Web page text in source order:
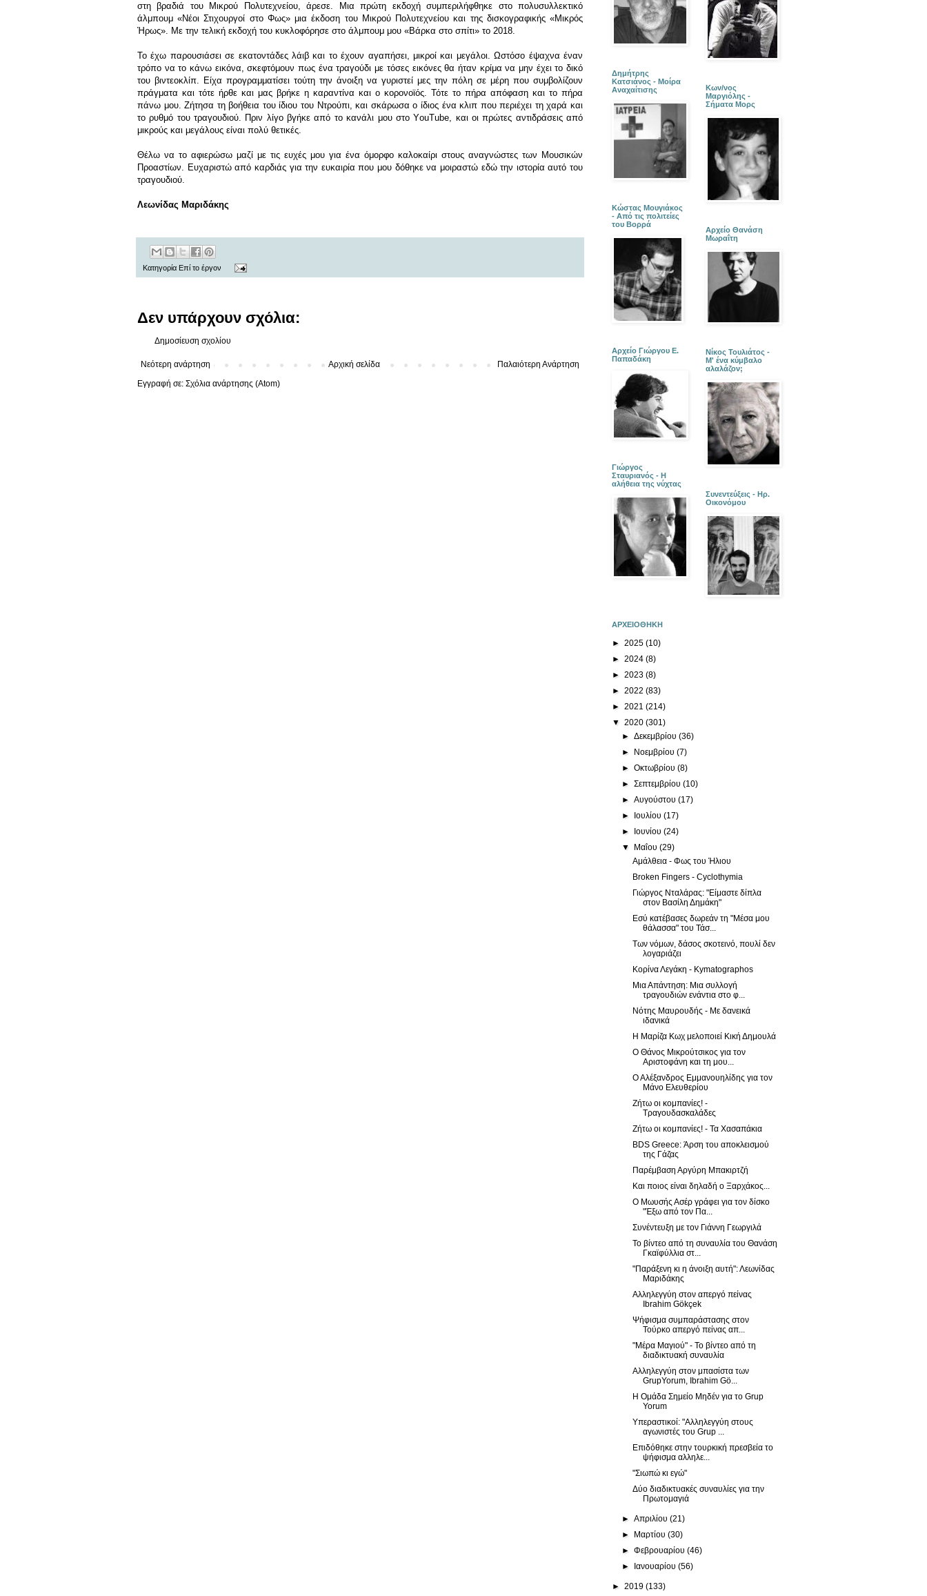
στη βραδιά του Μικρού Πολυτεχνείου, άρεσε. Μια πρώτη εκδοχή συμπεριλήφθηκε στο πολυσυλλεκτικό
άλμπουμ «Νέοι Στιχουργοί στο Φως» μια έκδοση του Μικρού Πολυτεχνείου και της δισκογραφικής «Μικρός
Ήρως». Με την τελική εκδοχή του κυκλοφόρησε στο άλμπουμ μου «Βάρκα στο σπίτι» το 2018.
Το έχω παρουσιάσει σε εκατοντάδες λάιβ και το έχουν αγαπήσει, μικροί και μεγάλοι. Ωστόσο έψαχνα έναν
τρόπο να το κάνω εικόνα, σκεφτόμουν πως ένα τραγούδι με τόσες εικόνες θα ήταν κρίμα να μην έχει το δικό
του βιντεοκλίπ. Είχα προγραμματίσει τούτη την άνοιξη να γυριστεί μες την πόλη σε μέρη που συμβολίζουν
πράγματα και τότε ήρθε και μας βρήκε η καραντίνα και ο κορονοϊός. Τότε το πήρα απόφαση και το πήρα
πάνω μου. Ζήτησα τη βοήθεια του ίδιου του Ντρούπι, και σκάρωσα ο ίδιος ένα κλιπ που περιέχει τη χαρά και
το ρυθμό του τραγουδιού. Πριν λίγο βγήκε από το κανάλι μου στο ΥouΤube, και οι πρώτες αντιδράσεις από
μικρούς και μεγάλους είναι πολύ θετικές.
Θέλω να το αφιερώσω μαζί με τις ευχές μου για ένα όμορφο καλοκαίρι στους αναγνώστες των Μουσικών
Προαστίων. Ευχαριστώ από καρδιάς για την ευκαιρία που μου δόθηκε να μοιραστώ εδώ την ιστορία αυτό του
τραγουδιού.
Λεωνίδας Μαριδάκης
Κατηγορία Επί το έργον
Δεν υπάρχουν σχόλια:
Δημοσίευση σχολίου
Νεότερη ανάρτηση Παλαιότερη Ανάρτηση
Αρχική σελίδα
Εγγραφή σε: Σχόλια ανάρτησης (Atom)
Δημήτρης
Κατσιάνος - Μοίρα
Αναχαίτισης
Κώστας Μουγιάκος
- Από τις πολιτείες
του Βορρά
Αρχείο Γιώργου Ε.
Παπαδάκη
Γιώργος
Σταυριανός - Η
αλήθεια της νύχτας
Κων/νος
Μαργιόλης -
Σήματα Μορς
Αρχείο Θανάση
Μωραΐτη
Νίκος Τουλιάτος -
Μ' ένα κύμβαλο
αλαλάζον;
Συνεντεύξεις - Ηρ.
Οικονόμου
ΑΡΧΕΙΟΘΗΚΗ
► 2025 (10)
► 2024 (8)
► 2023 (8)
► 2022 (83)
► 2021 (214)
▼ 2020 (301)
►Δεκεμβρίου(36)
► Νοεμβρίου(7)
►Οκτωβρίου(8)
►Σεπτεμβρίου(10)
►Αυγούστου(17)
► Ιουλίου(17)
► Ιουνίου(24)
▼ Μαΐου(29)
Αμάλθεια - Φως του Ήλιου
Broken Fingers - Cyclothymia
Γιώργος Νταλάρας: "Είμαστε δίπλα
στον Βασίλη Δημάκη"
Εσύ κατέβασες δωρεάν τη "Μέσα μου
θάλασσα" του Τάσ...
Των νόμων, δάσος σκοτεινό, πουλί δεν
λογαριάζει
Κορίνα Λεγάκη - Kymatographos
Μια Απάντηση: Μια συλλογή
τραγουδιών ενάντια στο φ...
Νότης Μαυρουδής - Με δανεικά
ιδανικά
Η Μαρίζα Κωχ μελοποιεί Κική Δημουλά
Ο Θάνος Μικρούτσικος για τον
Αριστοφάνη και τη μου...
Ο Αλέξανδρος Εμμανουηλίδης για τον
Μάνο Ελευθερίου
Ζήτω οι κομπανίες! -
Τραγουδασκαλάδες
Ζήτω οι κομπανίες! - Τα Χασαπάκια
BDS Greece: Άρση του αποκλεισμού
της Γάζας
Παρέμβαση Αργύρη Μπακιρτζή
Και ποιος είναι δηλαδή ο Ξαρχάκος...
Ο Μωυσής Ασέρ γράφει για τον δίσκο
"Έξω από τον Πα...
Συνέντευξη με τον Γιάννη Γεωργιλά
Το βίντεο από τη συναυλία του Θανάση
Γκαϊφύλλια στ...
"Παράξενη κι η άνοιξη αυτή": Λεωνίδας
Μαριδάκης
Αλληλεγγύη στον απεργό πείνας
Ibrahim Gökçek
Ψήφισμα συμπαράστασης στον
Τούρκο απεργό πείνας απ...
"Μέρα Μαγιού" - Το βίντεο από τη
διαδικτυακή συναυλία
Αλληλεγγύη στον μπασίστα των
GrupYorum, Ibrahim Gö...
Η Ομάδα Σημείο Μηδέν για το Grup
Yorum
Υπεραστικοί: "Αλληλεγγύη στους
αγωνιστές του Grup ...
Επιδόθηκε στην τουρκική πρεσβεία το
ψήφισμα αλληλε...
"Σιωπώ κι εγώ"
Δύο διαδικτυακές συναυλίες για την
Πρωτομαγιά
►Απριλίου(21)
► Μαρτίου(30)
►Φεβρουαρίου(46)
► Ιανουαρίου(56)
► 2019 (133)